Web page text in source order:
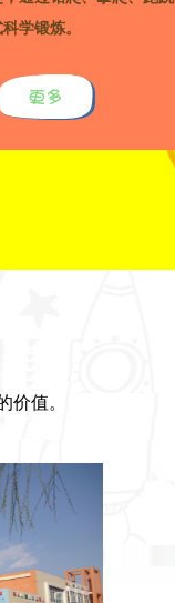
学锻炼。
价值。